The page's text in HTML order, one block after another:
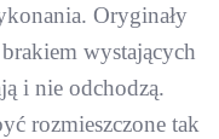
Oryginały
wystających
i nie odchodzą.
rozmieszczone tak